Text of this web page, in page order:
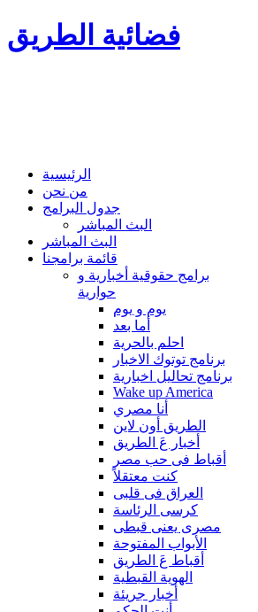
فضائية الطريق
الرئيسية
من نحن
جدول البرامج
البث المباشر
البث المباشر
قائمة برامجنا
برامج حقوقية أخبارية و
حوارية
يوم و يوم
أما بعد
احلم بالحرية
برنامج توتوك الاخبار
برنامج تحاليل اخبارية
Wake up America
أنا مصري
الطريق أون لاين
أخبار عَ الطريق
أقباط فى حب مصر
كنت معتقلاً
العراق فى قلبى
كرسى الرئاسة
مصرى يعنى قبطى
الأبواب المفتوحة
أقباط عَ الطريق
الهوية القبطية
أخبار جريئة